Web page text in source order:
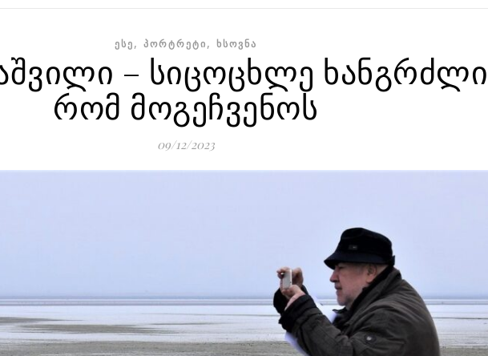
ᲔᲡᲔ, ᲞᲝᲠᲢᲠᲔᲢᲘ, ᲮᲡᲝᲕᲜᲐ
– სიცოცხლე
რომ მოგეჩვენოს
09/12/2023